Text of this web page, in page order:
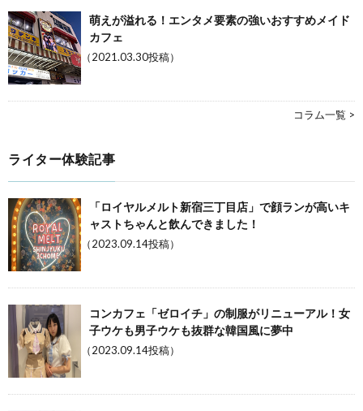
萌えが溢れる！エンタメ要素の強いおすすめメイド
カフェ
（2021.03.30投稿）
コラム一覧 >
ライター体験記事
「ロイヤルメルト新宿三丁目店」で顔ランが高いキ
ャストちゃんと飲んできました！
（2023.09.14投稿）
コンカフェ「ゼロイチ」の制服がリニューアル！女
子ウケも男子ウケも抜群な韓国風に夢中
（2023.09.14投稿）